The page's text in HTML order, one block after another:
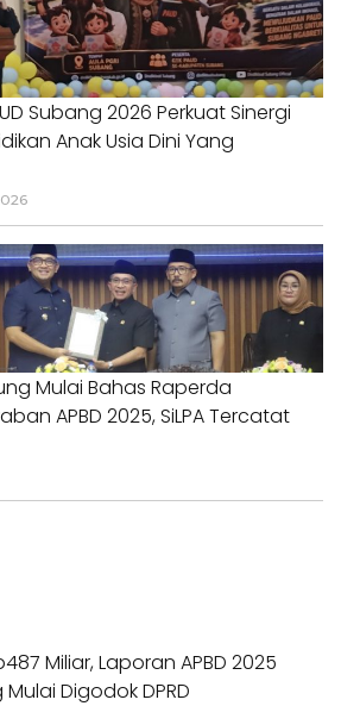
Subang 2026 Perkuat Sinergi
Anak Usia Dini Yang
Mulai Bahas Raperda
APBD 2025, SiLPA Tercatat
Miliar, Laporan APBD 2025
Digodok DPRD